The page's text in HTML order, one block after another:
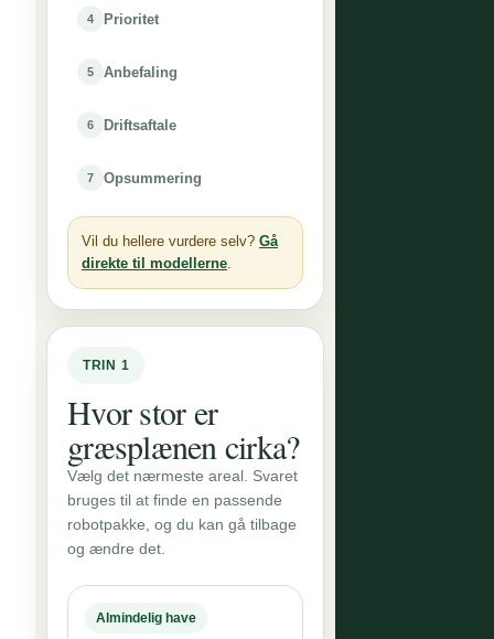
4 Prioritet
5 Anbefaling
6 Driftsaftale
7 Opsummering
Vil du hellere vurdere selv? Gå
direkte til modellerne.
TRIN 1
Hvor stor er
græsplænen cirka?
Vælg det nærmeste areal. Svaret
bruges til at finde en passende
robotpakke, og du kan gå tilbage
og ændre det.
Almindelig have